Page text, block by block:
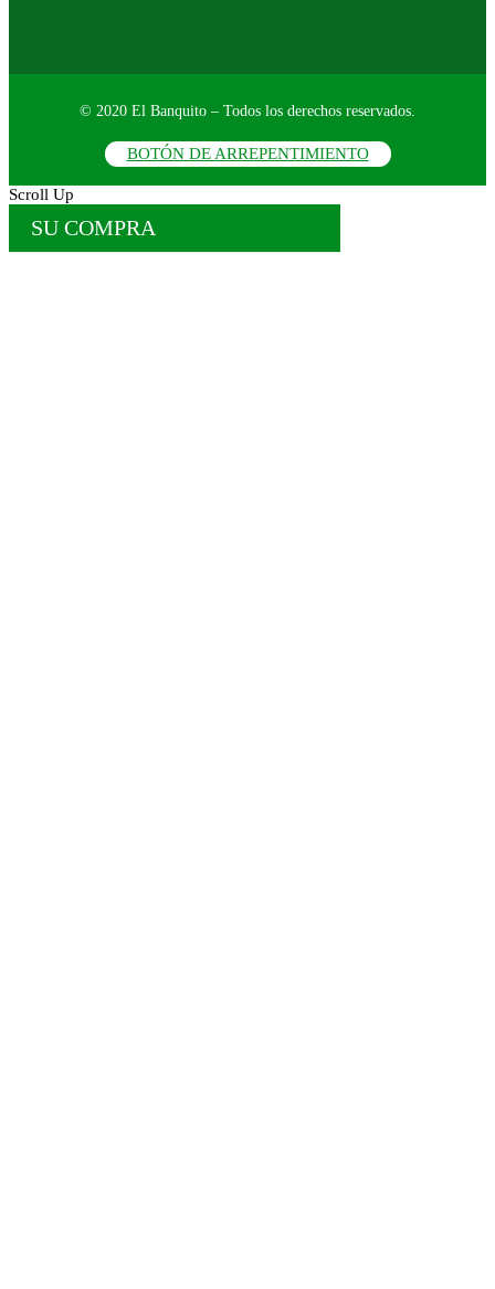
© 2020 El Banquito – Todos los derechos reservados.
BOTÓN DE ARREPENTIMIENTO
Scroll Up
SU COMPRA